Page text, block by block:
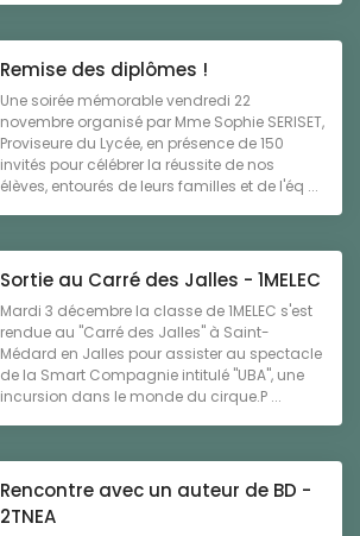
Remise des diplômes !
Une soirée mémorable vendredi 22
novembre organisé par Mme Sophie SERISET,
Proviseure du Lycée, en présence de 150
invités pour célébrer la réussite de nos
élèves, entourés de leurs familles et de l'éq ...
Sortie au Carré des Jalles - 1MELEC
Mardi 3 décembre la classe de 1MELEC s'est
rendue au "Carré des Jalles" à Saint-
Médard en Jalles pour assister au spectacle
de la Smart Compagnie intitulé "UBA", une
incursion dans le monde du cirque.P ...
Rencontre avec un auteur de BD -
2TNEA